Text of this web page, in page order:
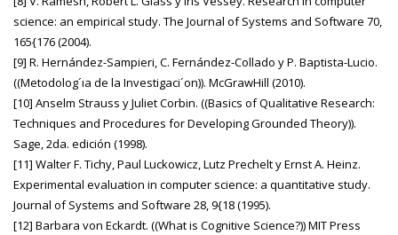
science: an empirical study. The Journal of Systems and Software 70,
165{176 (2004).
[9] R. Hernández-Sampieri, C. Fernández-Collado y P. Baptista-Lucio.
((Metodolog´ıa de la Investigaci´on)). McGrawHill (2010).
[10] Anselm Strauss y Juliet Corbin. ((Basics of Qualitative Research:
Techniques and Procedures for Developing Grounded Theory)).
Sage, 2da. edición (1998).
[11] Walter F. Tichy, Paul Luckowicz, Lutz Prechelt y Ernst A. Heinz.
Experimental evaluation in computer science: a quantitative study.
Journal of Systems and Software 28, 9{18 (1995).
[12] Barbara von Eckardt. ((What is Cognitive Science?)) MIT Press